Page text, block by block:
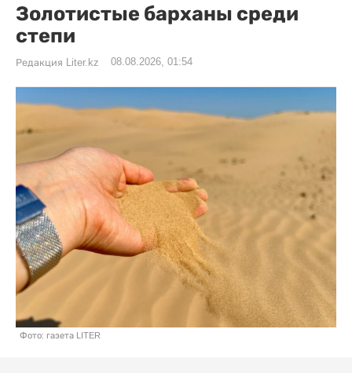
Золотистые барханы среди
степи
Редакция Liter.kz 08.08.2026, 01:54
Фото: газета LITER